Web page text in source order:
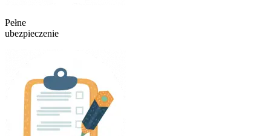
Pełne
ubezpieczenie